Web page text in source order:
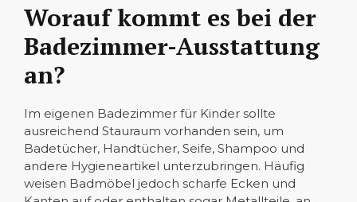
Worauf kommt es bei der
Badezimmer-Ausstattung
an?
Im eigenen Badezimmer für Kinder sollte
ausreichend Stauraum vorhanden sein, um
Badetücher, Handtücher, Seife, Shampoo und
andere Hygieneartikel unterzubringen. Häufig
weisen Badmöbel jedoch scharfe Ecken und